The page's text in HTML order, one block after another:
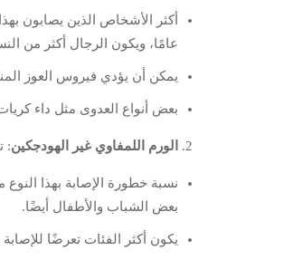
عامًا، ويكون الرجال أكثر من
يمكن أن يؤدي فيروس العوز
بعض أنواع العدوى مثل داء
الورم اللمفاوي غير الهودجكين:
بعض الشباب والأطفال أيضًا.
يكون أكثر الفئات تعرضًا